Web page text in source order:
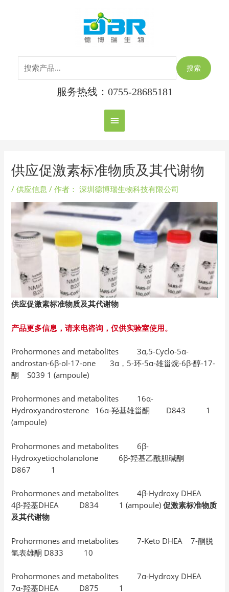
主
菜
单
搜索
服务热线：0755-28685181
供应促激素标准物质及其代谢物
/供应信息 / 作者： 深圳德博瑞生物科技有限公司
供应促激素标准物质及其代谢物
产品更多信息，请来电咨询，仅供实验室使用。
Prohormones and metabolites 3α,5-Cyclo-5α-
androstan-6β-ol-17-one 3α，5-环-5α-雄甾烷-6β-醇-17-
酮 S039 1 (ampoule)
Prohormones and metabolites 16α-
Hydroxyandrosterone 16α-羟基雄甾酮 D843 1
(ampoule)
Prohormones and metabolites 6β-
Hydroxyetiocholanolone 6β-羟基乙酰胆碱酮
D867 1
Prohormones and metabolites 4β-Hydroxy DHEA
4β-羟基DHEA D834 1 (ampoule)促激素标准物质
及其代谢物
Prohormones and metabolites 7-Keto DHEA 7-酮脱
氢表雄酮 D833 10
Prohormones and metabolites 7α-Hydroxy DHEA
7α-羟基DHEA D875 1